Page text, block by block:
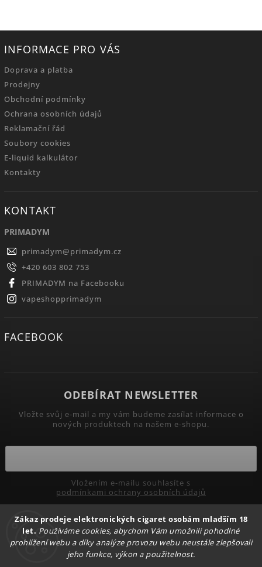
Zákaz prodeje elektronických cigaret osobám mladším 18
let. Používáme cookies, abychom Vám umožnili pohodlné
prohlížení webu a díky analýze provozu webu neustále zlepšovali
jeho funkce, výkon a použitelnost.
INFORMACE PRO VÁS
Doprava a platba
Prodejny
Obchodní podmínky
Ochrana osobních údajů
Reklamační řád
Soubory cookies
E-liquid kalkulátor
Kontakty
KONTAKT
PRIMADYM
primadym@primadym.cz
+420 603 802 753
PRIMADYM na Facebooku
vapeshopprimadym
FACEBOOK
ODEBÍRAT NEWSLETTER
Vložte svůj e-mail a my vám budeme zasílat informace o
nových produktech na našem e-shopu.
podmínkami ochrany osobních údajů
Přihlásit se